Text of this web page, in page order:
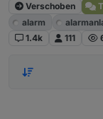
Verschoben
alarm
1.4k
111